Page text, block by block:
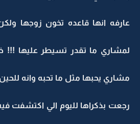
عارفه انها قاعده تخون زوجها
لمشاري ما تقدر تسيطر عليها !!!
مشاري يحبها مثل ما تحبه وانه
رجعت بذكراها لليوم الي اكتشفت